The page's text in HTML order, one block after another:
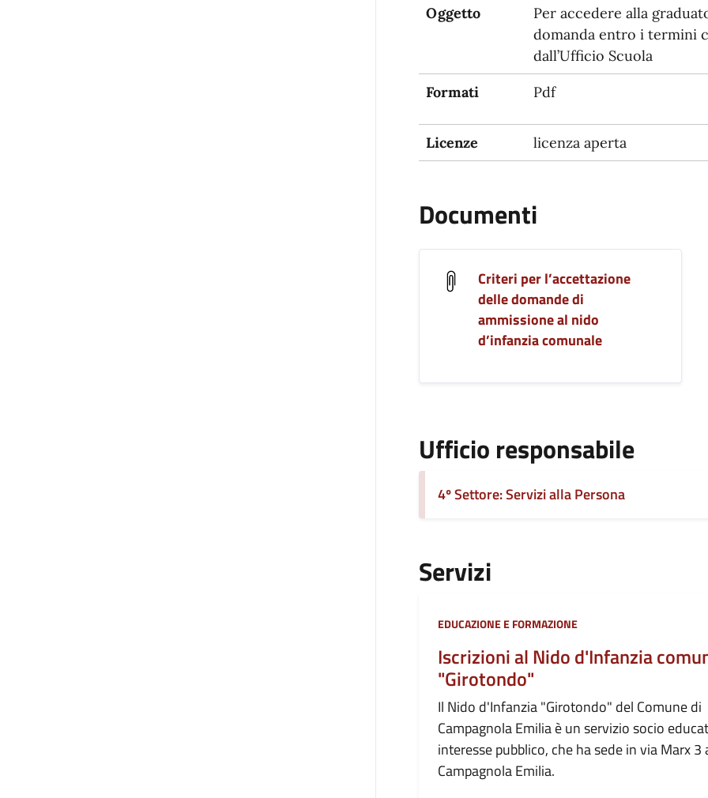
Oggetto
Per accedere alla
domanda entro i termini
dall’Ufficio Scuola
Formati
Pdf
Licenze licenza aperta
Documenti
Criteri per l’accettazione
delle domande di
ammissione al nido
d’infanzia comunale
Ufficio responsabile
4º Settore: Servizi alla Persona
Servizi
Categoria:
EDUCAZIONE E FORMAZIONE
Iscrizioni al Nido d'Infanzia
"Girotondo"
Il Nido d'Infanzia "Girotondo" del Comune di
Campagnola Emilia è un servizio socio
interesse pubblico, che ha sede in via Marx 3
Campagnola Emilia.